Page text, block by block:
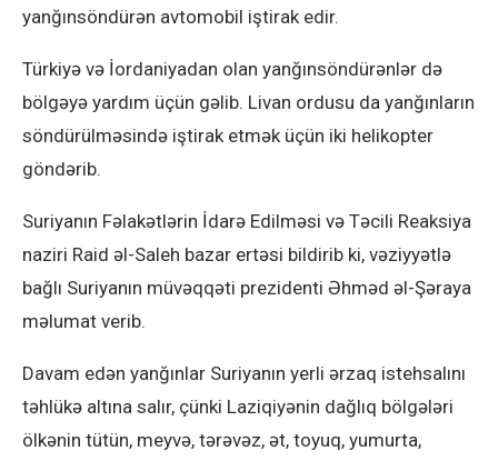
yanğınsöndürən avtomobil iştirak edir.
Türkiyə və İordaniyadan olan yanğınsöndürənlər də
bölgəyə yardım üçün gəlib. Livan ordusu da yanğınların
söndürülməsində iştirak etmək üçün iki helikopter
göndərib.
Suriyanın Fəlakətlərin İdarə Edilməsi və Təcili Reaksiya
naziri Raid əl-Saleh bazar ertəsi bildirib ki, vəziyyətlə
bağlı Suriyanın müvəqqəti prezidenti Əhməd əl-Şəraya
məlumat verib.
Davam edən yanğınlar Suriyanın yerli ərzaq istehsalını
təhlükə altına salır, çünki Laziqiyənin dağlıq bölgələri
ölkənin tütün, meyvə, tərəvəz, ət, toyuq, yumurta,